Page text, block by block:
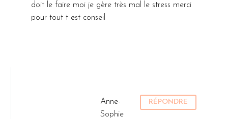
doit le faire moi je gère très mal le stress merci
pour tout t est conseil
Anne-
Sophie
RÉPONDRE